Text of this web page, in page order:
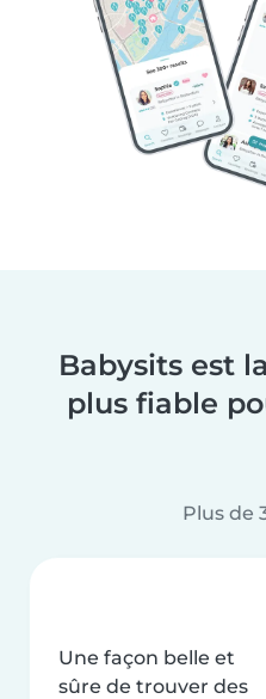
Babysits est
plus fiable
Plus de
Une façon belle et
sûre de trouver des